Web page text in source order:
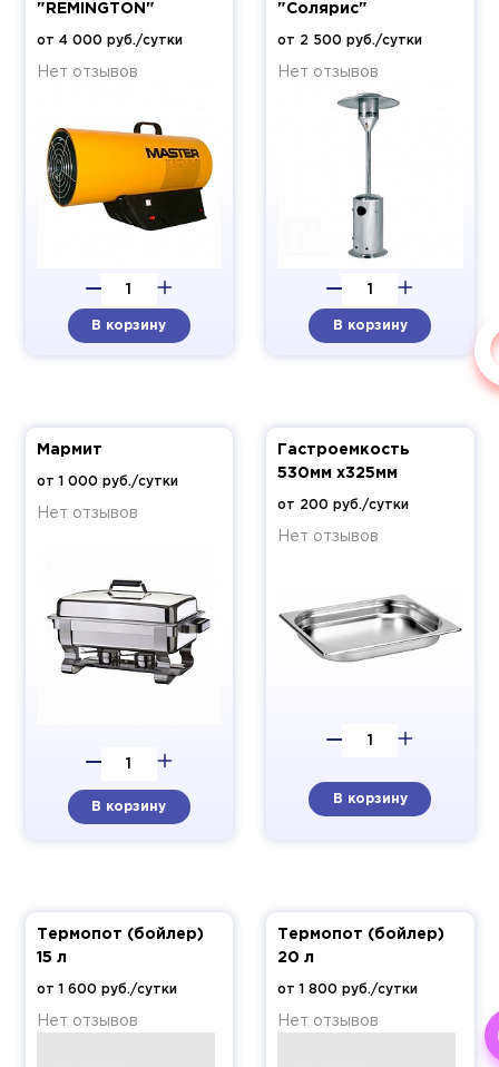
"REMINGTON"
от 4 000 руб./сутки
Нет отзывов
В корзину
"Солярис"
от 2 500 руб./сутки
Нет отзывов
В корзину
Мармит
от 1 000 руб./сутки
Нет отзывов
В корзину
Гастроемкость
530мм х325мм
от 200 руб./сутки
Нет отзывов
В корзину
Термопот (бойлер)
15 л
от 1 600 руб./сутки
Нет отзывов
Термопот (бойлер)
20 л
от 1 800 руб./сутки
Нет отзывов